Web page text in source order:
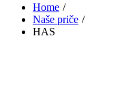
Home
Naše priče
HAS